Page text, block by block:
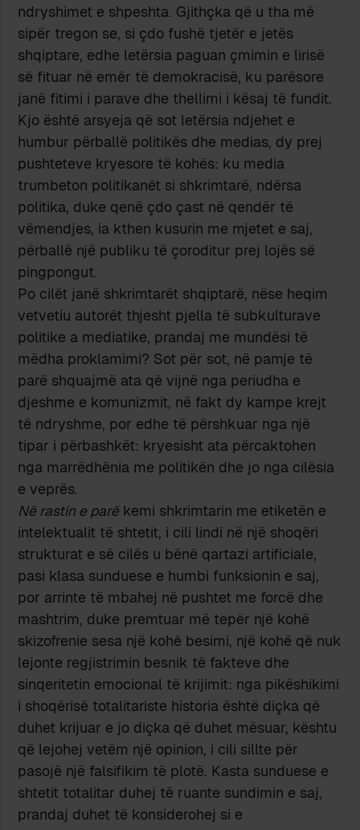
ndryshimet e shpeshta. Gjithçka që u tha më
sipër tregon se, si çdo fushë tjetër e jetës
shqiptare, edhe letërsia paguan çmimin e lirisë
së fituar në emër të demokracisë, ku parësore
janë fitimi i parave dhe thellimi i kësaj të fundit.
Kjo është arsyeja që sot letërsia ndjehet e
humbur përballë politikës dhe medias, dy prej
pushteteve kryesore të kohës: ku media
trumbeton politikanët si shkrimtarë, ndërsa
politika, duke qenë çdo çast në qendër të
vëmendjes, ia kthen kusurin me mjetet e saj,
përballë një publiku të çoroditur prej lojës së
pingpongut.
Po cilët janë shkrimtarët shqiptarë, nëse heqim
vetvetiu autorët thjesht pjella të subkulturave
politike a mediatike, prandaj me mundësi të
mëdha proklamimi? Sot për sot, në pamje të
parë shquajmë ata që vijnë nga periudha e
djeshme e komunizmit, në fakt dy kampe krejt
të ndryshme, por edhe të përshkuar nga një
tipar i përbashkët: kryesisht ata përcaktohen
nga marrëdhënia me politikën dhe jo nga cilësia
e veprës.
Në rastin e parë kemi shkrimtarin me etiketën e
intelektualit të shtetit, i cili lindi në një shoqëri
strukturat e së cilës u bënë qartazi artificiale,
pasi klasa sunduese e humbi funksionin e saj,
por arrinte të mbahej në pushtet me forcë dhe
mashtrim, duke premtuar më tepër një kohë
skizofrenie sesa një kohë besimi, një kohë që nuk
lejonte regjistrimin besnik të fakteve dhe
sinqeritetin emocional të krijimit: nga pikëshikimi
i shoqërisë totalitariste historia është diçka që
duhet krijuar e jo diçka që duhet mësuar, kështu
që lejohej vetëm një opinion, i cili sillte për
pasojë një falsifikim të plotë. Kasta sunduese e
shtetit totalitar duhej të ruante sundimin e saj,
prandaj duhet të konsiderohej si e